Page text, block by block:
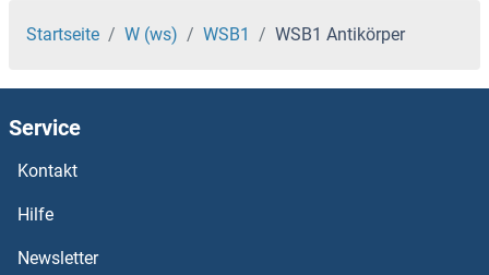
WNT7A Antikörper
WNT6 Antikörper
WNT5B Antikörper
WNT4 Antikörper
Startseite W (ws) WSB1 WSB1 Antikörper
Service
Kontakt
Hilfe
Newsletter